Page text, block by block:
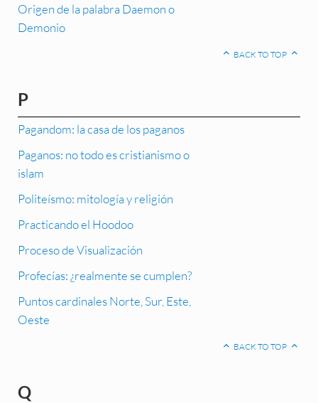
Origen de la palabra Daemon o
Demonio
BACK TO TOP
P
Pagandom: la casa de los paganos
Paganos: no todo es cristianismo o
islam
Politeísmo: mitología y religión
Practicando el Hoodoo
Proceso de Visualización
Profecías: ¿realmente se cumplen?
Puntos cardinales Norte, Sur, Este,
Oeste
BACK TO TOP
Q